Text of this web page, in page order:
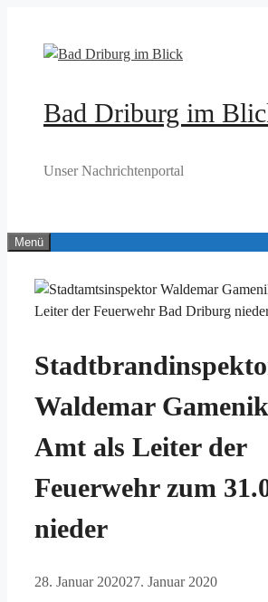
springen
Bad Driburg im
Unser Nachrichtenportal
Menü
Waldemar
Amt als Leiter der
Feuerwehr zum
nieder
28. Januar 202027. Januar 2020